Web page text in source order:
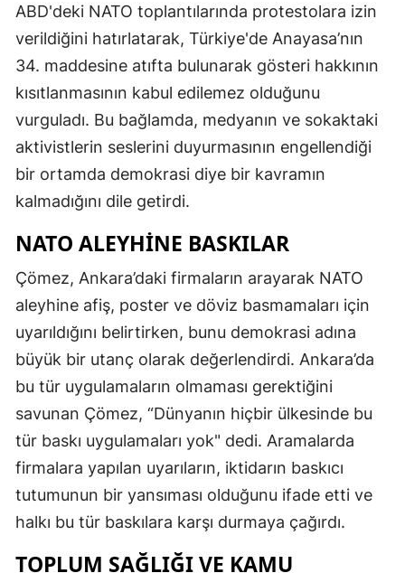
ABD'deki NATO toplantılarında protestolara izin
verildiğini hatırlatarak, Türkiye'de Anayasa’nın
34. maddesine atıfta bulunarak gösteri hakkının
kısıtlanmasının kabul edilemez olduğunu
vurguladı. Bu bağlamda, medyanın ve sokaktaki
aktivistlerin seslerini duyurmasının engellendiği
bir ortamda demokrasi diye bir kavramın
kalmadığını dile getirdi.
NATO ALEYHINE BASKILAR
Çömez, Ankara’daki firmaların arayarak NATO
aleyhine afiş, poster ve döviz basmamaları için
uyarıldığını belirtirken, bunu demokrasi adına
büyük bir utanç olarak değerlendirdi. Ankara’da
bu tür uygulamaların olmaması gerektiğini
savunan Çömez, “Dünyanın hiçbir ülkesinde bu
tür baskı uygulamaları yok" dedi. Aramalarda
firmalara yapılan uyarıların, iktidarın baskıcı
tutumunun bir yansıması olduğunu ifade etti ve
halkı bu tür baskılara karşı durmaya çağırdı.
TOPLUM SAĞLIĞI VE KAMU